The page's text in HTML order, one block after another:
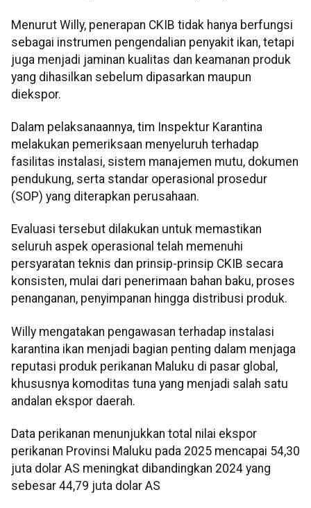
Menurut Willy, penerapan CKIB tidak hanya berfungsi
sebagai instrumen pengendalian penyakit ikan, tetapi
juga menjadi jaminan kualitas dan keamanan produk
yang dihasilkan sebelum dipasarkan maupun
diekspor.
Dalam pelaksanaannya, tim Inspektur Karantina
melakukan pemeriksaan menyeluruh terhadap
fasilitas instalasi, sistem manajemen mutu, dokumen
pendukung, serta standar operasional prosedur
(SOP) yang diterapkan perusahaan.
Evaluasi tersebut dilakukan untuk memastikan
seluruh aspek operasional telah memenuhi
persyaratan teknis dan prinsip-prinsip CKIB secara
konsisten, mulai dari penerimaan bahan baku, proses
penanganan, penyimpanan hingga distribusi produk.
Willy mengatakan pengawasan terhadap instalasi
karantina ikan menjadi bagian penting dalam menjaga
reputasi produk perikanan Maluku di pasar global,
khususnya komoditas tuna yang menjadi salah satu
andalan ekspor daerah.
Data perikanan menunjukkan total nilai ekspor
perikanan Provinsi Maluku pada 2025 mencapai 54,30
juta dolar AS meningkat dibandingkan 2024 yang
sebesar 44,79 juta dolar AS